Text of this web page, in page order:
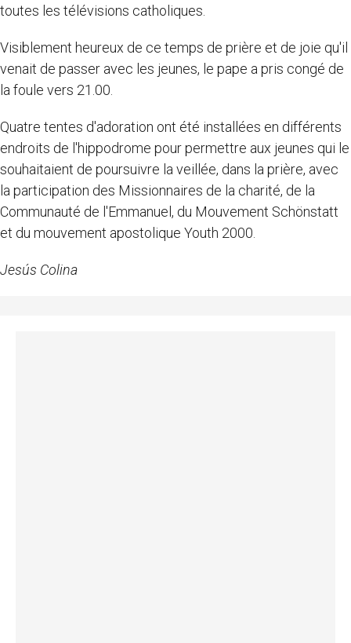
toutes les télévisions catholiques.
Visiblement heureux de ce temps de prière et de joie qu'il
venait de passer avec les jeunes, le pape a pris congé de
la foule vers 21.00.
Quatre tentes d'adoration ont été installées en différents
endroits de l'hippodrome pour permettre aux jeunes qui le
souhaitaient de poursuivre la veillée, dans la prière, avec
la participation des Missionnaires de la charité, de la
Communauté de l'Emmanuel, du Mouvement Schönstatt
et du mouvement apostolique Youth 2000.
Jesús Colina